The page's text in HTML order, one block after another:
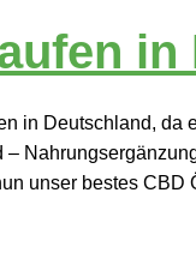
in Deutschland, da
–
unser bestes